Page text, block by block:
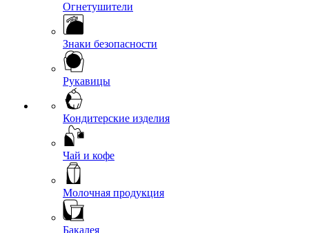
Огнетушители
Знаки безопасности
Рукавицы
Кондитерские изделия
Чай и кофе
Молочная продукция
Бакалея